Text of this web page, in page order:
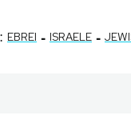
EBREI - ISRAELE -